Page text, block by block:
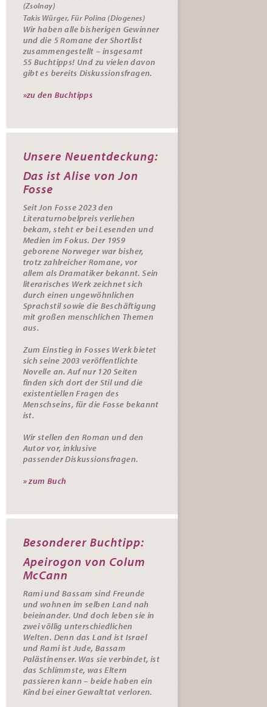
(Zsolnay)
Takis Würger, Für Polina (Diogenes)
Wir haben alle bisherigen Gewinner
und die 5 Romane der Shortlist
zusammengestellt – insgesamt
55 Buchtipps! Und zu vielen davon
gibt es bereits Diskussionsfragen.
»zu den Buchtipps
Unsere Neuentdeckung:
Das ist Alise von Jon
Fosse
Seit Jon Fosse 2023 den
Literaturnobelpreis verliehen
bekam, steht er bei Lesenden und
Medien im Fokus. Der 1959
geborene Norweger war bisher,
trotz zahlreicher Romane, vor
allem als Dramatiker bekannt. Sein
literarisches Werk zeichnet sich
durch einen ungewöhnlichen
Sprachstil sowie die Beschäftigung
mit großen menschlichen Themen
aus.
Zum Einstieg in Fosses Werk bietet
sich seine 2003 veröffentlichte
Novelle an. Auf nur 120 Seiten
finden sich dort der Stil und die
existentiellen Fragen des
Menschseins, für die Fosse bekannt
ist.
Wir stellen den Roman und den
Autor vor, inklusive
passenderDiskussionsfragen.
» zum Buch
Besonderer Buchtipp:
Apeirogon von Colum
McCann
Rami und Bassam sind Freunde
und wohnen im selben Land nah
beieinander. Und doch leben sie in
zwei völlig unterschiedlichen
Welten. Denn das Land ist Israel
und Rami ist Jude, Bassam
Palästinenser. Was sie verbindet, ist
das Schlimmste, was Eltern
passieren kann – beide haben ein
Kind bei einer Gewalttat verloren.